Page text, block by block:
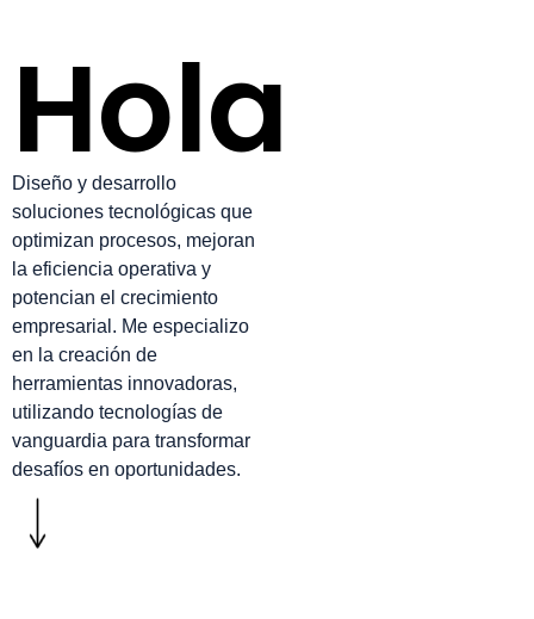
Hola
Diseño y desarrollo
soluciones tecnológicas que
optimizan procesos, mejoran
la eficiencia operativa y
potencian el crecimiento
empresarial. Me especializo
en la creación de
herramientas innovadoras,
utilizando tecnologías de
vanguardia para transformar
desafíos en oportunidades.